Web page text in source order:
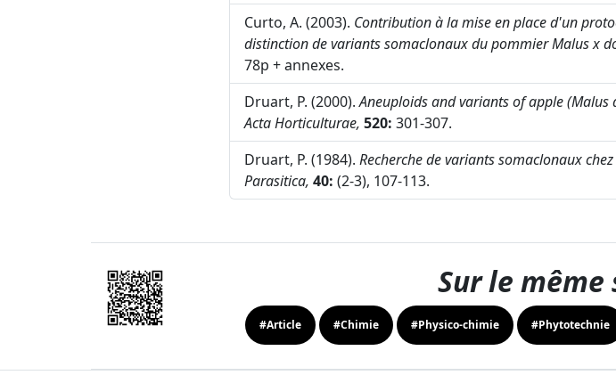
Curto, A. (2003). Contribution à la mise en place d'un
distinction de variants somaclonaux du pommier Malus x
78p + annexes.
Druart, P. (2000).Aneuploids and variants of apple
Acta Horticulturae, 520: 301-307.
Druart, P. (1984). Recherche de variants somaclonaux
Parasitica, 40: (2-3), 107-113.
Sur le même
#Article #Chimie #Physico-chimie #Phytotechnie